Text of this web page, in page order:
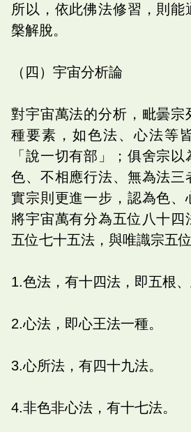
所以，依此佛法修習，則能
槃解脫。
（四）宇宙分析論
對宇宙萬法的分析，毗曇宗
種要素，如色法、心法等
「說一切有部」；俱舍宗
色、不相應行法、無為法三
實宗則更進一步，認為色、
將宇宙萬有分為五位八十四
五位七十五法，與唯識宗五
1.色法，有十四法，即五根、
2.心法，即心王法一種。
3.心所法，有四十九法。
4.非色非心法，有十七法。